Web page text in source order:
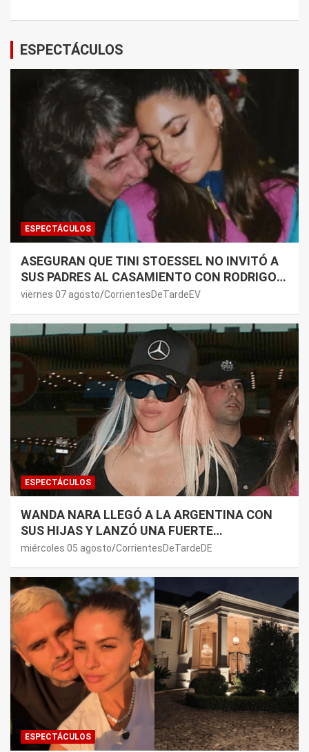
ESPECTÁCULOS
ESPECTÁCULOS
ASEGURAN QUE TINI STOESSEL NO INVITÓ A
SUS PADRES AL CASAMIENTO CON RODRIGO
DE PAUL: LOS MOTIVOS
viernes 07 agosto CorrientesDeTardeEV
ESPECTÁCULOS
WANDA NARA LLEGÓ A LA ARGENTINA CON
SUS HIJAS Y LANZÓ UNA FUERTE
PREMONICIÓN SOBRE MAURO ICARDI
miércoles 05 agosto CorrientesDeTardeDE
ESPECTÁCULOS